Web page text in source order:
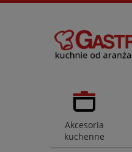
Akcesoria
kuchenne